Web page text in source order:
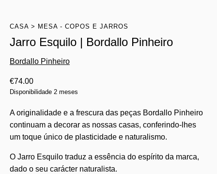
CASA MESA - COPOS E JARROS
Jarro Esquilo | Bordallo Pinheiro
Bordallo Pinheiro
€74.00
Disponibilidade 2 meses
A originalidade e a frescura das peças Bordallo Pinheiro
continuam a decorar as nossas casas, conferindo-lhes
um toque único de plasticidade e naturalismo.
O Jarro Esquilo traduz a essência do espírito da marca,
dado o seu carácter naturalista.